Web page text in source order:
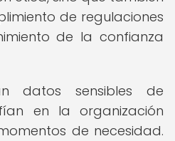
de regulaciones
de la confianza
datos sensibles de
en la organización
de necesidad.